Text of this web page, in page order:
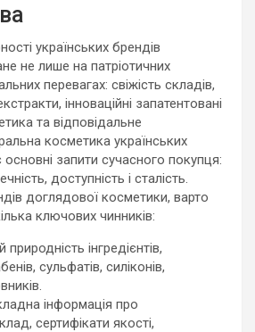
українських брендів
не лише на патріотичних
перевагах: свіжість складів,
інноваційні запатентовані
та відповідальне
косметика українських
основні запити сучасного покупця:
доступність і сталість.
доглядової косметики, варто
ключових чинників:
інгредієнтів,
сульфатів, силіконів,
інформація про
сертифікати якості,